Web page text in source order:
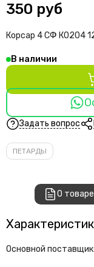
350 руб
Корсар 4 СФ К0204
В наличии
Задать вопрос
ПЕТАРДЫ
О товаре
Основной поставщик: